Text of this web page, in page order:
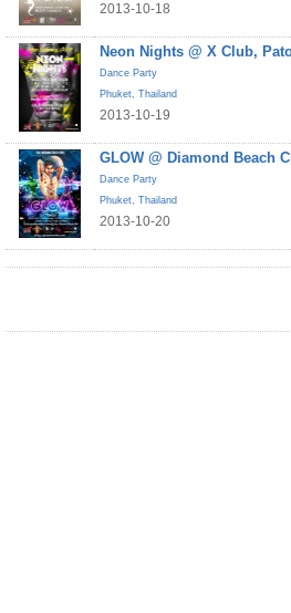
2013-10-18
Neon Nights @ X Club,
Dance Party
Phuket, Thailand
2013-10-19
GLOW @ Diamond Beach
Dance Party
Phuket, Thailand
2013-10-20